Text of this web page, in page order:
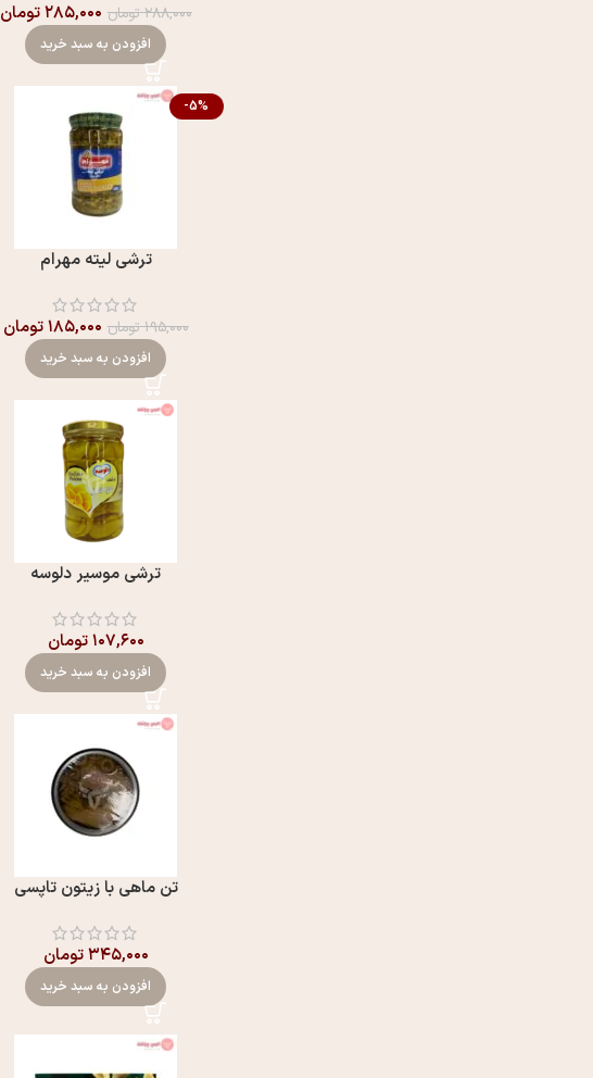
۲۸۸,۰۰۰تومان ۲۸۵,۰۰۰تومان
افزودن به سبد خرید
-5%
ترشی لیته مهرام
۱۹۵,۰۰۰تومان ۱۸۵,۰۰۰تومان
افزودن به سبد خرید
ترشی موسیر دلوسه
۱۰۷,۶۰۰تومان
افزودن به سبد خرید
تن ماهی با زیتون تاپسی
۳۴۵,۰۰۰تومان
افزودن به سبد خرید